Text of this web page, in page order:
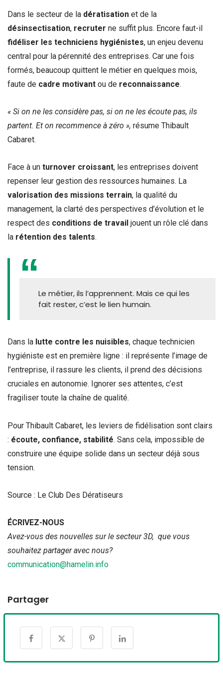
Dans le secteur de la dératisation et de la
désinsectisation, recruter ne suffit plus. Encore faut-il
fidéliser les techniciens hygiénistes, un enjeu devenu
central pour la pérennité des entreprises. Car une fois
formés, beaucoup quittent le métier en quelques mois,
faute de cadre motivant ou de reconnaissance.
« Si on ne les considère pas, si on ne les écoute pas, ils
partent. Et on recommence à zéro », résume Thibault
Cabaret.
Face à un turnover croissant, les entreprises doivent
repenser leur gestion des ressources humaines. La
valorisation des missions terrain, la qualité du
management, la clarté des perspectives d’évolution et le
respect des conditions de travail jouent un rôle clé dans
la rétention des talents.
Le métier, ils l’apprennent. Mais ce qui les
fait rester, c’est le lien humain.
Dans la lutte contre les nuisibles, chaque technicien
hygiéniste est en première ligne : il représente l’image de
l’entreprise, il rassure les clients, il prend des décisions
cruciales en autonomie. Ignorer ses attentes, c’est
fragiliser toute la chaîne de qualité.
Pour Thibault Cabaret, les leviers de fidélisation sont clairs
: écoute, confiance, stabilité. Sans cela, impossible de
construire une équipe solide dans un secteur déjà sous
tension.
Source : Le Club Des Dératiseurs
ÉCRIVEZ-NOUS
Avez-vous des nouvelles sur le secteur 3D, que vous
souhaitez partager avec nous?
communication@hamelin.info
Partager